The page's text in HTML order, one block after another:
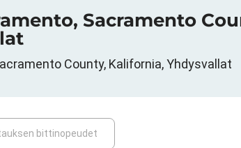
Sacramento
County, Kalifornia, Yhdysvallat
bittinopeudet